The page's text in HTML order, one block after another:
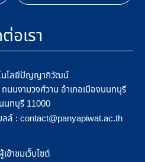
อเรา
นโลยีปัญญาภิวัฒน์
นนงามวงศ์วาน อำเภอเมืองนนทบุรี
นทบุรี 11000
ลล์ : contact@panyapiwat.ac.th
ข้าชมเว็บไซต์